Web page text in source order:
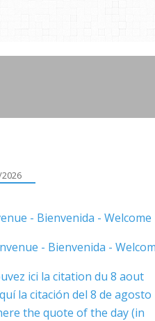
- Bienvenida - Welcome
ici la citation du 8 aout
la citación del 8 de agosto
the quote of the day (in